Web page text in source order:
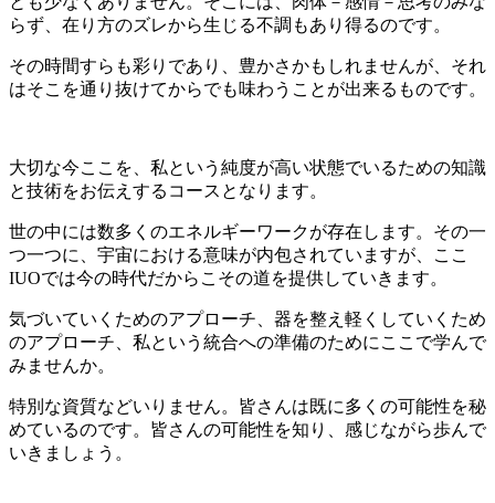
らず、在り方のズレから生じる不調もあり得るのです。
その時間すらも彩りであり、豊かさかもしれませんが、それ
はそこを通り抜けてからでも味わうことが出来るものです。
大切な今ここを、私という純度が高い状態でいるための知識
と技術をお伝えするコースとなります。
世の中には数多くのエネルギーワークが存在します。その一
つ一つに、宇宙における意味が内包されていますが、ここ
IUOでは今の時代だからこその道を提供していきます。
気づいていくためのアプローチ、器を整え軽くしていくため
のアプローチ、私という統合への準備のためにここで学んで
みませんか。
特別な資質などいりません。皆さんは既に多くの可能性を秘
めているのです。皆さんの可能性を知り、感じながら歩んで
いきましょう。